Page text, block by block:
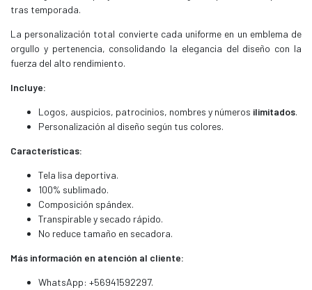
tras temporada.
La personalización total convierte cada uniforme en un emblema de
orgullo y pertenencia, consolidando la elegancia del diseño con la
fuerza del alto rendimiento.
Incluye:
Logos, auspicios, patrocinios, nombres y números ilimitados.
Personalización al diseño según tus colores.
Características:
Tela lisa deportiva.
100% sublimado.
Composición spándex.
Transpirable y secado rápido.
No reduce tamaño en secadora.
Más información en atención al cliente:
WhatsApp: +56941592297.